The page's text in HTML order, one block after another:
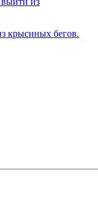
крысиных бегов.